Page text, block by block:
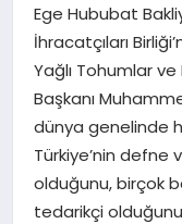
YAŞAM
EKONOMI
SAĞLIK
DÜNYA
Ege Hububat
İhracatçıları
Yağlı Tohumlar ve
Başkanı
dünya genelinde
Türkiye’nin defne
olduğunu, birçok
tedarikçi olduğunu